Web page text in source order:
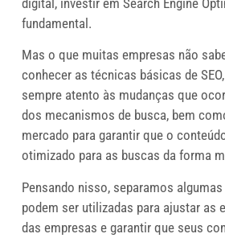
fundamental.
Mas o que muitas empresas não
conhecer as técnicas básicas de
sempre atento às mudanças que
dos mecanismos de busca, bem
mercado para garantir que o
otimizado para as buscas da forma
Pensando nisso, separamos
podem ser utilizadas para ajustar as
das empresas e garantir que seus